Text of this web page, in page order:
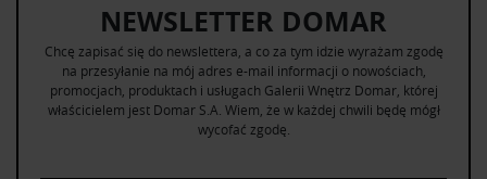
NEWSLETTER DOMAR
Chcę zapisać się do newslettera, a co za tym idzie wyrażam zgodę
na przesyłanie na mój adres e-mail informacji o nowościach,
promocjach, produktach i usługach Galerii Wnętrz Domar, której
właścicielem jest Domar S.A. Wiem, że w każdej chwili będę mógł
wycofać zgodę.